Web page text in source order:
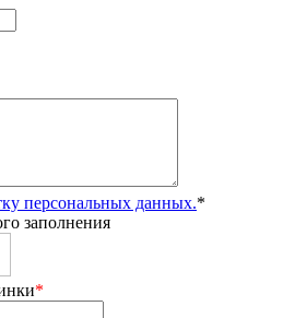
персональных данных.*
заполнения
*